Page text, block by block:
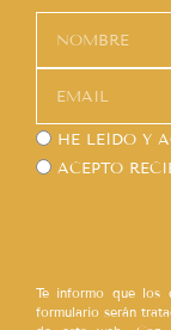
HE LEÍDO Y
ACEPTO
Te informo que los
formulario serán